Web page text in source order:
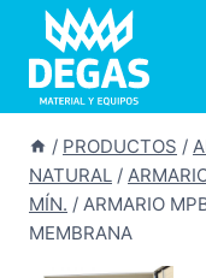
Saltar
contenido
/ PRODUCTOS /
NATURAL /
MÍN. / ARMARIO
MEMBRANA